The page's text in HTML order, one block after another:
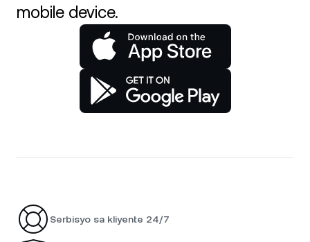
mobile device.
Serbisyo sa kliyente 24/7